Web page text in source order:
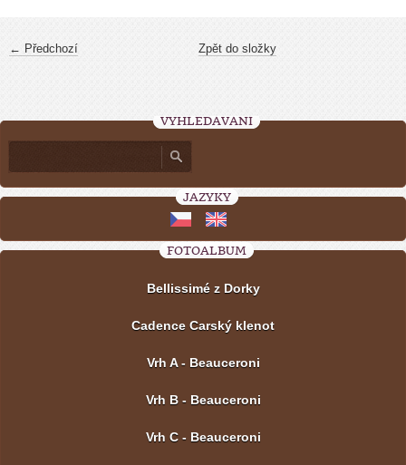
← Předchozí Zpět do složky
VYHLEDÁVÁNÍ
JAZYKY
FOTOALBUM
Bellissimé z Dorky
Cadence Carský klenot
Vrh A - Beauceroni
Vrh B - Beauceroni
Vrh C - Beauceroni